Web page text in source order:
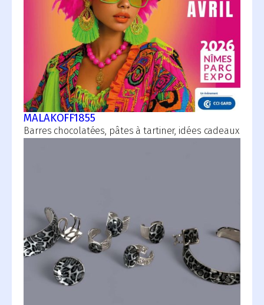
MALAKOFF1855
Barres chocolatées, pâtes à tartiner, idées cadeaux